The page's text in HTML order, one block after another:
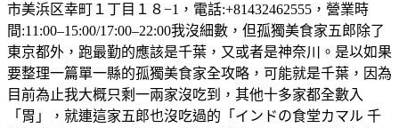
市美浜区幸町１丁目１８−1，電話:+81432462555，營業時
間:11:00–15:00/17:00–22:00我沒細數，但孤獨美食家五郎除了
東京都外，跑最勤的應該是千葉，又或者是神奈川。是以如果
要整理一篇單一縣的孤獨美食家全攻略，可能就是千葉，因為
目前為止我大概只剩一兩家沒吃到，其他十多家都全數入
「胃」，就連這家五郎也沒吃過的「インドの食堂カマル 千